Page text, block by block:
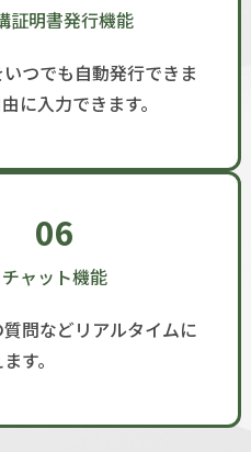
証明書発行機能
つでも自動発行できま
に入力できます。
06
チャット機能
問などリアルタイムに
す。